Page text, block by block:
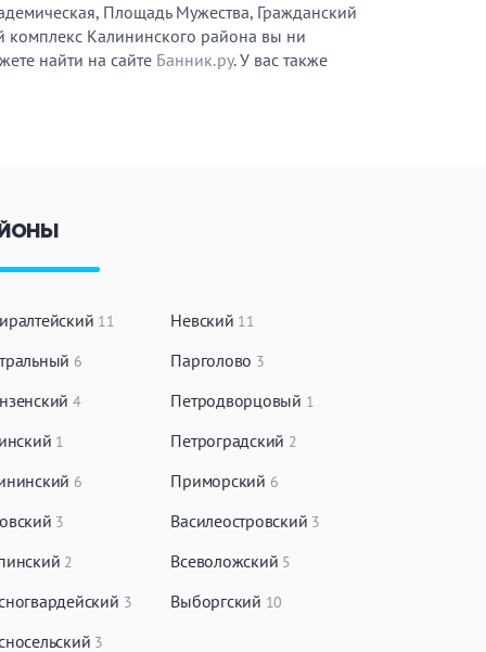
Площадь Мужества, Гражданский
Калининского района вы ни
найти на сайте Банник.ру. У вас также
11
6
4
1
6
3
2
3
3
Невский 11
Парголово 3
Петродворцовый 1
Петроградский 2
Приморский 6
Василеостровский 3
Всеволожский 5
Выборгский 10